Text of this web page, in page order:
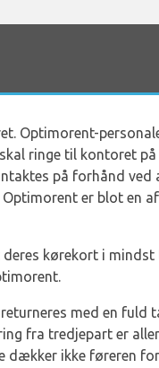
Optimorent-
ringe til kontoret på
på forhånd ved
er blot en
deres kørekort i
med en fuld
fra tredjepart er
dækker ikke føreren